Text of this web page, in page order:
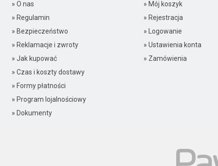
» O nas
» Regulamin
» Bezpieczeństwo
» Reklamacje i zwroty
» Jak kupować
» Czas i koszty dostawy
» Formy płatności
» Program lojalnościowy
» Dokumenty
» Mój koszyk
» Rejestracja
» Logowanie
» Ustawienia konta
» Zamówienia